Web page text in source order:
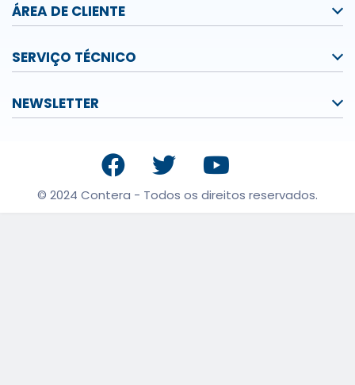
ÁREA DE CLIENTE
SERVIÇO TÉCNICO
NEWSLETTER
© 2024 Contera - Todos os direitos reservados.